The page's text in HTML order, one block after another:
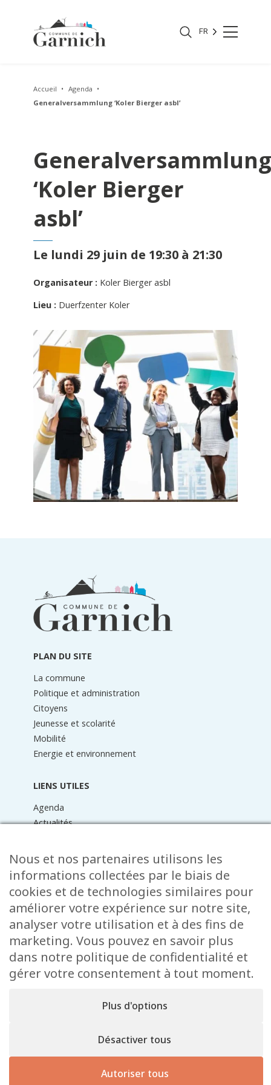
FR
Accueil
Agenda
Generalversammlung ‘Koler Bierger asbl’
Generalversammlung
‘Koler Bierger
asbl’
Le lundi 29 juin de 19:30 à 21:30
Organisateur : Koler Bierger asbl
Lieu : Duerfzenter Koler
Informations
PLAN DU SITE
La commune
Politique et administration
Citoyens
Jeunesse et scolarité
Mobilité
Energie et environnement
LIENS UTILES
Agenda
Actualités
Raider online
Formulaires
Faq
Contact
CONTACT
15 Rue de l’École
L-8353 Garnich
38 00 19 1
Mentions
réservés © 2026 Garnich
Nous et nos partenaires utilisons les
informations collectées par le biais de
cookies et de technologies similaires pour
améliorer votre expérience sur notre site,
analyser votre utilisation et à des fins de
marketing. Vous pouvez en savoir plus
dans notre politique de confidentialité et
gérer votre consentement à tout moment.
Plus d'options
Désactiver tous
Autoriser tous